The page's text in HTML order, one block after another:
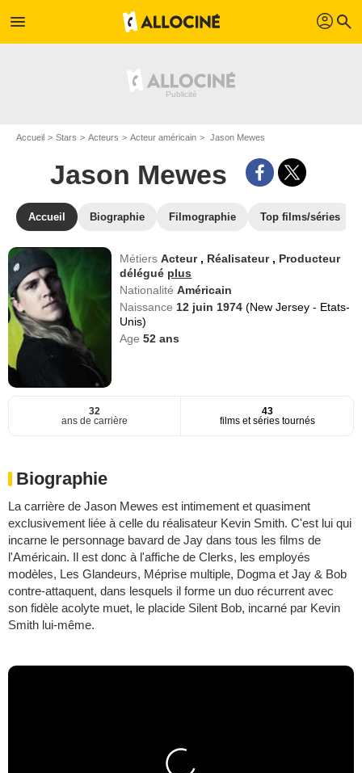
menu profil search
Accueil Stars Acteurs Acteur américain Jason Mewes
Jason Mewes
Accueil Biographie Filmographie Top films/séries
MétiersActeur , Réalisateur , Producteur
délégué plus
NationalitéAméricain
Naissance 12 juin 1974(New Jersey - Etats-
Unis)
Age52 ans
32
ans de carrière
43
films et séries tournés
Biographie
La carrière de Jason Mewes est intimement et quasiment
exclusivement liée à celle du réalisateur Kevin Smith. C'est lui qui
incarne le personnage bavard de Jay dans tous les films de
l'Américain. Il est donc à l'affiche de Clerks, les employés
modèles, Les Glandeurs, Méprise multiple, Dogma et Jay & Bob
contre-attaquent, dans lesquels il forme un duo récurrent avec
son fidèle acolyte muet, le placide Silent Bob, incarné par Kevin
Smith lui-même.